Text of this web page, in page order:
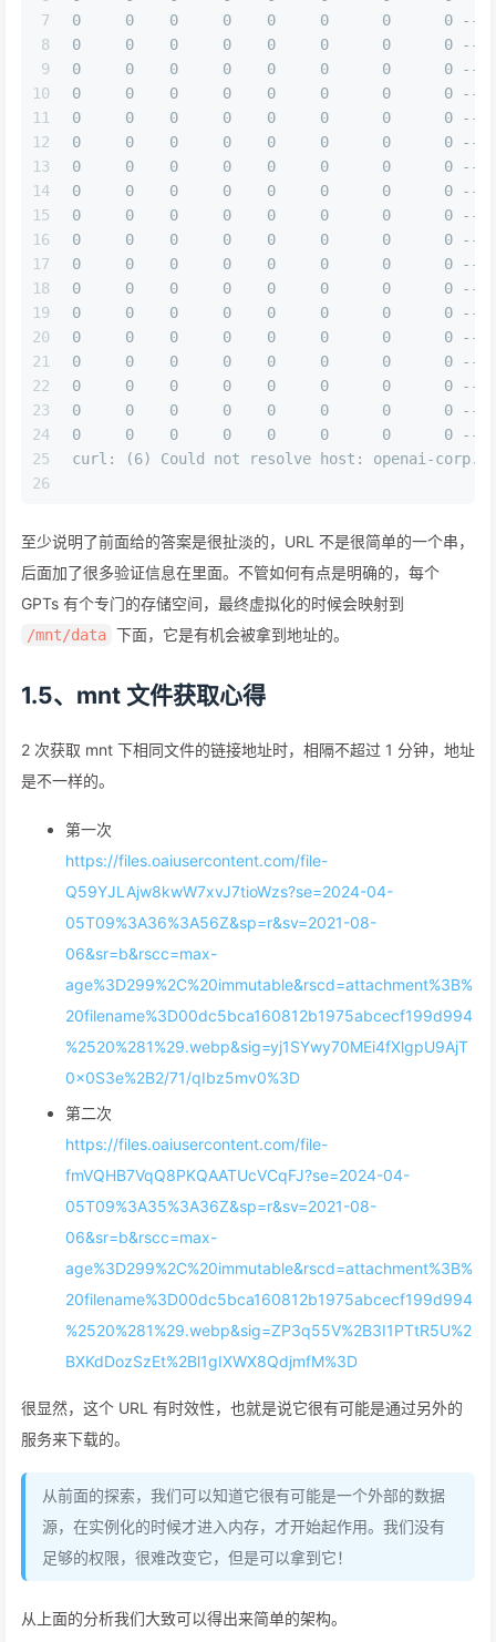
7
8
9
10
11
12
13
14
15
16
17
18
19
20
21
22
23
24
25
26
0     0    0     0    0     0      0      0 --
0     0    0     0    0     0      0      0 --
0     0    0     0    0     0      0      0 --
0     0    0     0    0     0      0      0 --
0     0    0     0    0     0      0      0 --
0     0    0     0    0     0      0      0 --
0     0    0     0    0     0      0      0 --
0     0    0     0    0     0      0      0 --
0     0    0     0    0     0      0      0 --
0     0    0     0    0     0      0      0 --
0     0    0     0    0     0      0      0 --
0     0    0     0    0     0      0      0 --
0     0    0     0    0     0      0      0 --
0     0    0     0    0     0      0      0 --
0     0    0     0    0     0      0      0 --
0     0    0     0    0     0      0      0 --
0     0    0     0    0     0      0      0 --
0     0    0     0    0     0      0      0 --
curl: (6) Could not resolve host: openai-
至少说明了前面给的答案是很扯淡的，URL 不是很简单的一个串，
后面加了很多验证信息在里面。不管如何有点是明确的，每个
GPTs 有个专门的存储空间，最终虚拟化的时候会映射到
/mnt/data 下面，它是有机会被拿到地址的。
1.5、mnt 文件获取心得
2 次获取 mnt 下相同文件的链接地址时，相隔不超过 1 分钟，地址
是不一样的。
第一次
https://files.oaiusercontent.com/file-
Q59YJLAjw8kwW7xvJ7tioWzs?se=2024-04-
05T09%3A36%3A56Z&sp=r&sv=2021-08-
06&sr=b&rscc=max-
age%3D299%2C%20immutable&rscd=attachment%3B%
20filename%3D00dc5bca160812b1975abcecf199d994
%2520%281%29.webp&sig=yj1SYwy70MEi4fXlgpU9AjT
0x0S3e%2B2/71/qIbz5mv0%3D
第二次
https://files.oaiusercontent.com/file-
fmVQHB7VqQ8PKQAATUcVCqFJ?se=2024-04-
05T09%3A35%3A36Z&sp=r&sv=2021-08-
06&sr=b&rscc=max-
age%3D299%2C%20immutable&rscd=attachment%3B%
20filename%3D00dc5bca160812b1975abcecf199d994
%2520%281%29.webp&sig=ZP3q55V%2B3I1PTtR5U%2
BXKdDozSzEt%2Bl1gIXWX8QdjmfM%3D
很显然，这个 URL 有时效性，也就是说它很有可能是通过另外的
服务来下载的。
从前面的探索，我们可以知道它很有可能是一个外部的数据
源，在实例化的时候才进入内存，才开始起作用。我们没有
足够的权限，很难改变它，但是可以拿到它！
从上面的分析我们大致可以得出来简单的架构。